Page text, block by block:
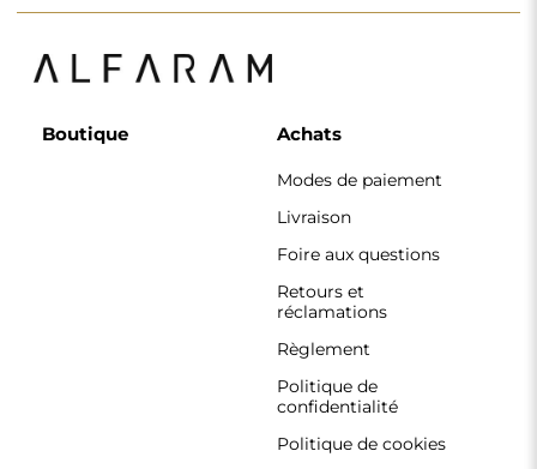
Boutique Achats
Modes de paiement
Livraison
Foire aux questions
Retours et
réclamations
Règlement
Politique de
confidentialité
Politique de cookies